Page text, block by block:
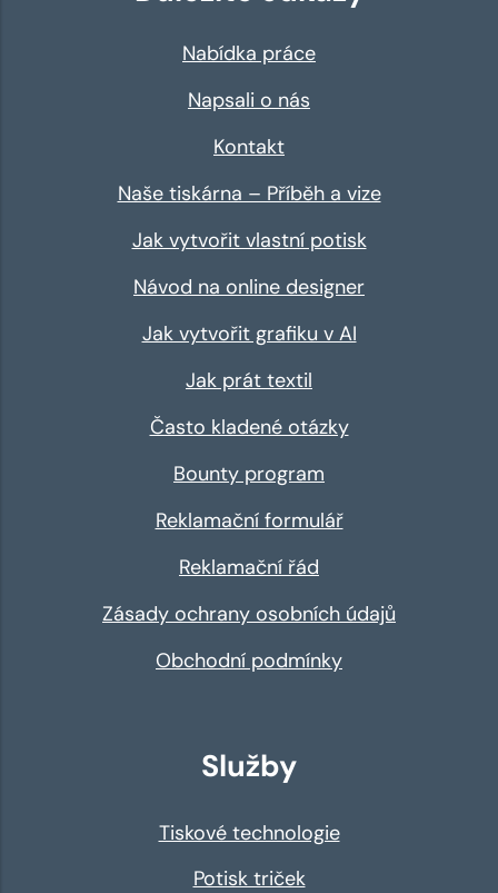
Nabídka práce
Napsali o nás
Kontakt
Naše tiskárna – Příběh a vize
Jak vytvořit vlastní potisk
Návod na online designer
Jak vytvořit grafiku v AI
Jak prát textil
Často kladené otázky
Bounty program
Reklamační formulář
Reklamační řád
Zásady ochrany osobních údajů
Obchodní podmínky
Služby
Tiskové technologie
Potisk triček